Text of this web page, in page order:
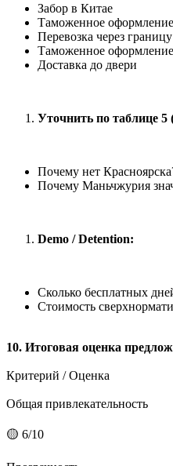
Забор в Китае
Таможенное оформление
Перевозка через границу
Таможенное
Доставка до двери
Уточнить по таблице
Почему нет
Почему Маньчжурия
Demo / Detention:
Сколько бесплатных
Стоимость
10. Итоговая оценка
Критерий / Оценка
Общая привлекательность
🟡 6/10